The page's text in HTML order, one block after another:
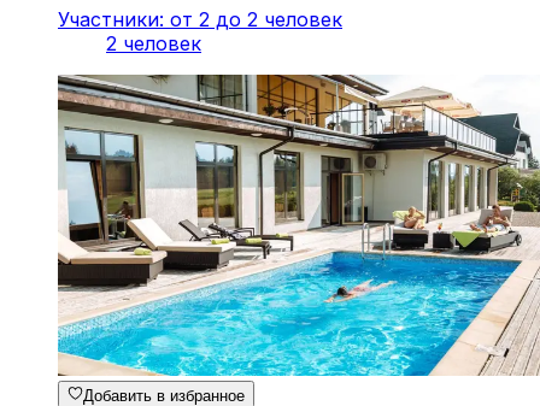
Участники: от 2 до 2 человек
2 человек
Добавить в избранное